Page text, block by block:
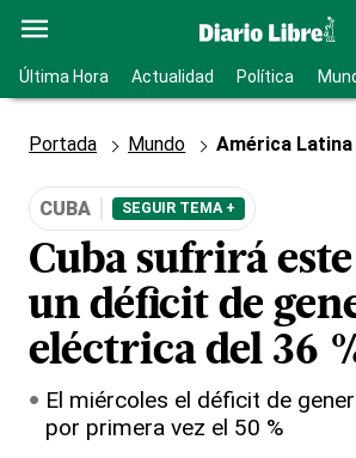
Última Hora Actualidad Política
Portada Mundo América Latina
CUBA SEGUIR TEMA +
Cuba sufrirá
un déficit de
eléctrica del 36
El miércoles el déficit de
por primera vez el 50 %